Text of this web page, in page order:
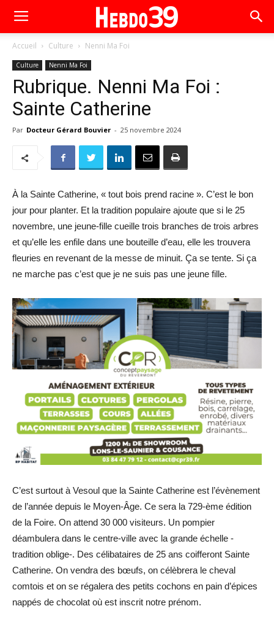
Accueil Culture Nenni Ma Foi
Culture Nenni Ma Foi
Rubrique. Nenni Ma Foi :
Sainte Catherine
Par Docteur Gérard Bouvier - 25 novembre 2024
À la Sainte Catherine, « tout bois prend racine ». C’est le bon
jour pour planter. Et la tradition populaire ajoute que si le 25
novembre, une jeune-fille cueille trois branches de trois arbres
et qu’elle les enfile dans une bouteille d’eau, elle les trouvera
fleuries en revenant de la messe de minuit. Ça se tente. Si ça
ne marche pas c’est que je ne suis pas une jeune fille.
C’est surtout à Vesoul que la Sainte Catherine est l’évènement
de l’année depuis le Moyen-Âge. Ce sera la 729-ème édition
de la Foire. On attend 30 000 visiteurs. Un pompier
déambulera dans le centre-ville avec la grande échelle -
tradition oblige-. Des célibataires de 25 ans coifferont Sainte
Catherine. On vendra des bœufs, on célèbrera le cheval
comtois et on se régalera des petits cochons en pain d’épices
nappés de chocolat où est inscrit notre prénom.